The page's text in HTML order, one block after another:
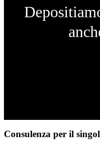
Consulenza per il